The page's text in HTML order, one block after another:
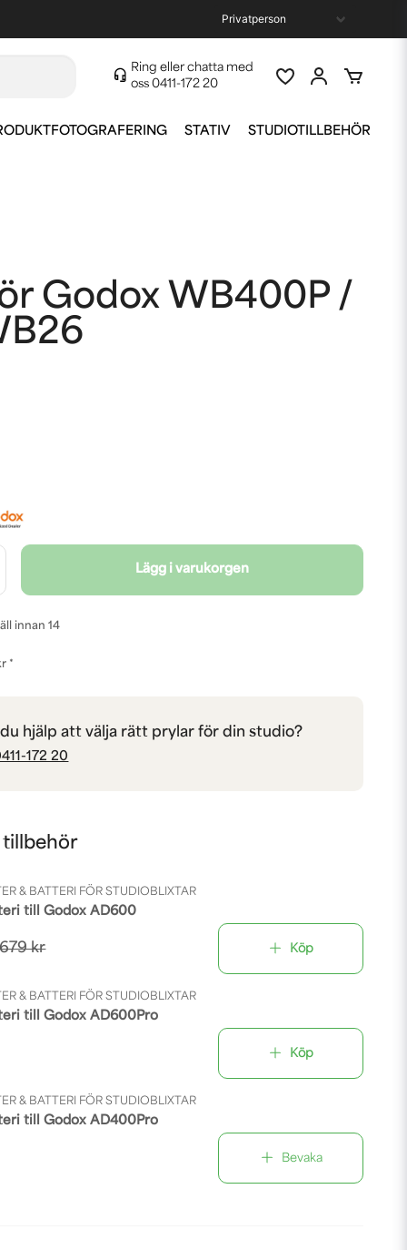
Ring eller chatta med
oss 0411-172 20
STATIV STUDIOTILLBEHÖR
Godox WB400P /
Lägg i varukorgen
innan 14
*
du hjälp att välja rätt prylar för din studio?
172 20
tillbehör
& BATTERI FÖR STUDIOBLIXTAR
till Godox AD600
679 kr Köp
& BATTERI FÖR STUDIOBLIXTAR
till Godox AD600Pro
Köp
& BATTERI FÖR STUDIOBLIXTAR
till Godox AD400Pro
Bevaka